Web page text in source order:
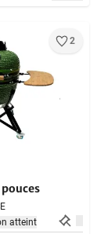
2
atteint